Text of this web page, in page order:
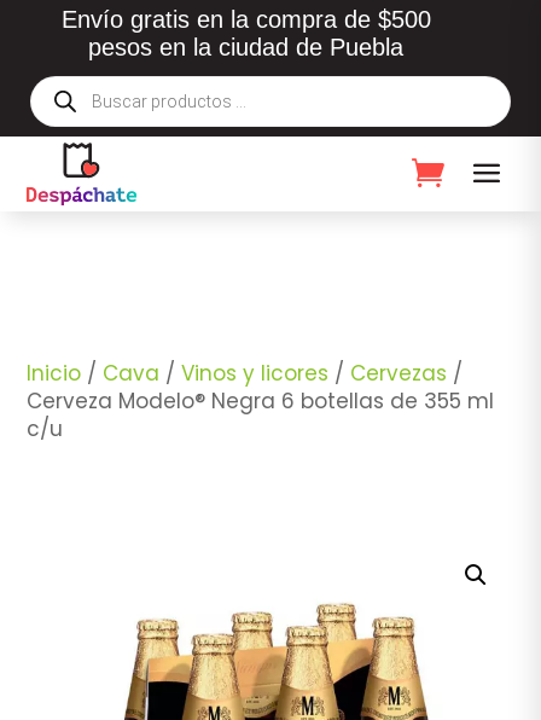
Envío gratis en la compra de $500
pesos en la ciudad de Puebla
Búsqueda
de
productos
Inicio / Cava /Vinos y licores / Cervezas /
Cerveza Modelo® Negra 6 botellas de 355 ml
c/u